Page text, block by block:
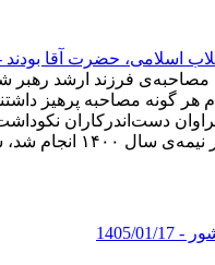
اسلامی، حضرت آقا بودند 22
مصاحبه‌ی فرزند ارشد
هر گونه مصاحبه پرهیز
دست‌اندرکاران
مصاحبه
- 1405/01/17